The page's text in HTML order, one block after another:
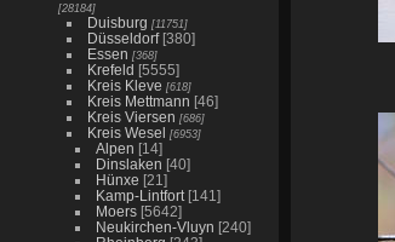
[28184]
Duisburg [11751]
Düsseldorf [380]
Essen [368]
Krefeld [5555]
Kreis Kleve [618]
Kreis Mettmann [46]
Kreis Viersen [686]
Kreis Wesel [6953]
Alpen [14]
Dinslaken [40]
Hünxe [21]
Kamp-Lintfort [141]
Moers [5642]
Neukirchen-Vluyn [240]